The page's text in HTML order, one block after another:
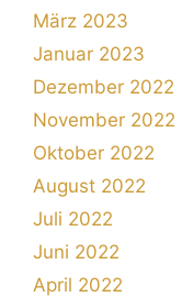
März 2023
Januar 2023
Dezember 2022
November 2022
Oktober 2022
August 2022
Juli 2022
Juni 2022
April 2022